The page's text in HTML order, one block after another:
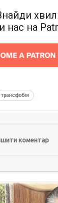
нас на
трансфобія
коментар